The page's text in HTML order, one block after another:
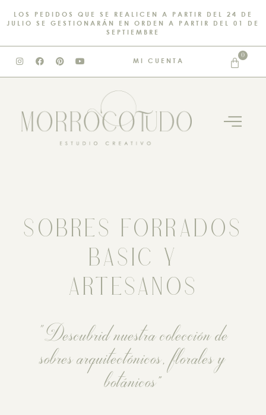
LOS PEDIDOS QUE SE REALICEN A PARTIR DEL 24 DE
JULIO SE GESTIONARÁN EN ORDEN A PARTIR DEL 01 DE
SEPTIEMBRE
MI CUENTA
0
SOBRES FORRADOS
BASIC Y
ARTESANOS
“Descubrid nuestra colección de
sobres arquitectónicos, florales y
botánicos"